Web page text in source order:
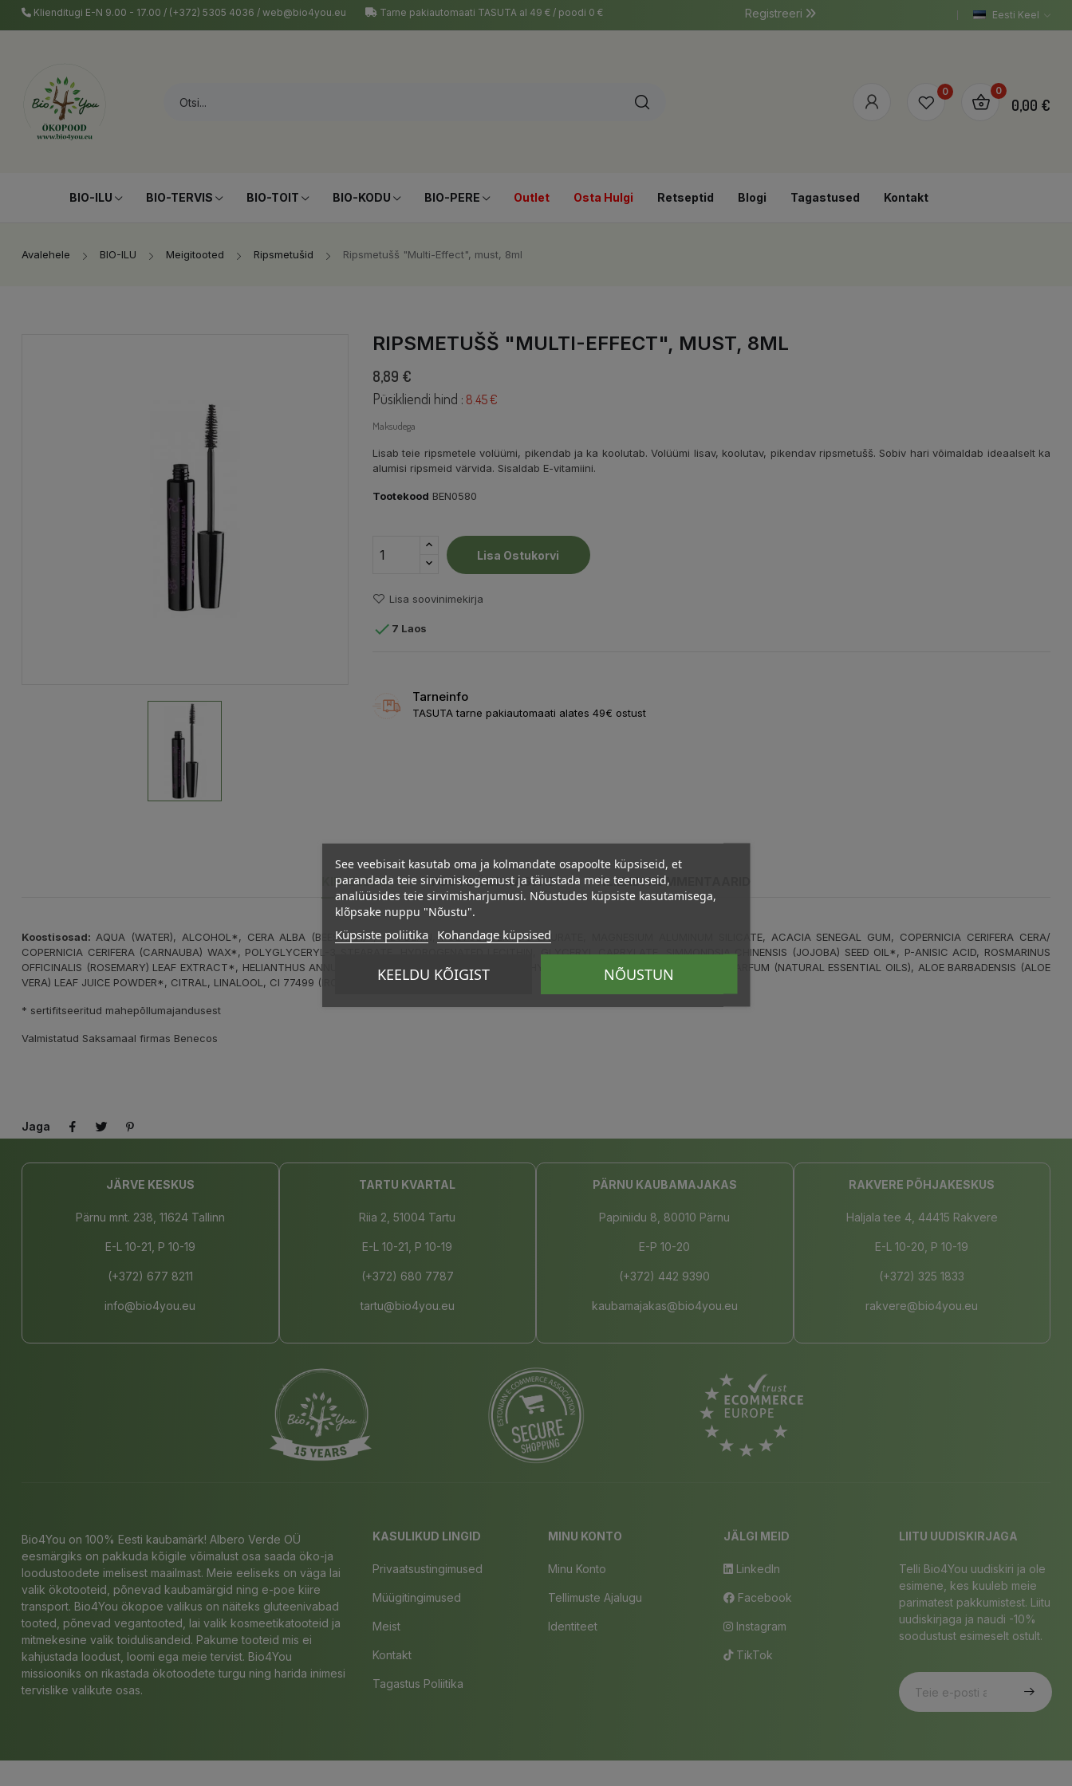
Klienditugi E-N 9.00 - 17.00 / (+372) 5305 4036 / web@bio4you.eu Tarne pakiautomaati TASUTA al 49 € / poodi 0 € Eesti Keel
Registreeri
0 0
0,00 €
BIO-ILU BIO-TERVIS BIO-TOIT BIO-KODU BIO-PERE Outlet Osta Hulgi Retseptid Blogi Tagastused Kontakt
Avalehele BIO-ILU Meigitooted Ripsmetušid Ripsmetušš "Multi-Effect", must, 8ml
RIPSMETUŠŠ "MULTI-EFFECT", MUST, 8ML
8,89 €
Püsikliendi hind : 8.45 €
Maksudega
Lisab teie ripsmetele volüümi, pikendab ja ka koolutab. Volüümi lisav, koolutav, pikendav ripsmetušš. Sobiv hari võimaldab ideaalselt ka
alumisi ripsmeid värvida. Sisaldab E-vitamiini.
Tootekood BEN0580
Lisa Ostukorvi
Lisa soovinimekirja
 7 Laos
Tarneinfo
TASUTA tarne pakiautomaati alates 49€ ostust
KIRJELDUS TOOTE ÜKSIKASJAD KLIENDI KOMMENTAARID
Koostisosad: AQUA (WATER), ALCOHOL*, CERA ALBA (BEESWAX)*, GLYCERIN, POLYGLYCERYL-5 LAURATE, MAGNESIUM ALUMINUM SILICATE, ACACIA SENEGAL GUM, COPERNICIA CERIFERA CERA/
COPERNICIA CERIFERA (CARNAUBA) WAX*, POLYGLYCERYL-3 STEARATE, HYDROGENATED LECITHIN, GLYCERYL CAPRYLATE, SIMMONDSIA CHINENSIS (JOJOBA) SEED OIL*, P-ANISIC ACID, ROSMARINUS
OFFICINALIS (ROSEMARY) LEAF EXTRACT*, HELIANTHUS ANNUUS (SUNFLOWER) SEED OIL*, SODIUM HYDROXIDE, LIMONENE, TOCOPHEROL, PARFUM (NATURAL ESSENTIAL OILS), ALOE BARBADENSIS (ALOE
VERA) LEAF JUICE POWDER*, CITRAL, LINALOOL, CI 77499 (IRON OXIDES)
* sertifitseeritud mahepõllumajandusest
Valmistatud Saksamaal firmas Benecos
Jaga
JÄRVE KESKUS
Pärnu mnt. 238, 11624 Tallinn
E-L 10-21, P 10-19
(+372) 677 8211
info@bio4you.eu
TARTU KVARTAL
Riia 2, 51004 Tartu
E-L 10-21, P 10-19
(+372) 680 7787
tartu@bio4you.eu
PÄRNU KAUBAMAJAKAS
Papiniidu 8, 80010 Pärnu
E-P 10-20
(+372) 442 9390
kaubamajakas@bio4you.eu
RAKVERE PÕHJAKESKUS
Haljala tee 4, 44415 Rakvere
E-L 10-20, P 10-19
(+372) 325 1833
rakvere@bio4you.eu
Bio4You on 100% Eesti kaubamärk! Albero Verde OÜ
eesmärgiks on pakkuda kõigile võimalust osa saada öko-ja
loodustoodete imelisest maailmast. Meie eeliseks on väga lai
valik ökotooteid, põnevad kaubamärgid ning e-poe kiire
transport. Bio4You ökopoe valikus on näiteks gluteenivabad
tooted, põnevad vegantooted, lai valik kosmeetikatooteid ja
mitmekesine valik toidulisandeid. Pakume tooteid mis ei
kahjustada loodust, loomi ega meie tervist. Bio4You
missiooniks on rikastada ökotoodete turgu ning harida inimesi
tervislike valikute osas.
KASULIKUD LINGID
Privaatsustingimused
Müügitingimused
Meist
Kontakt
Tagastus Poliitika
MINU KONTO
Minu Konto
Tellimuste Ajalugu
Identiteet
JÄLGI MEID
LinkedIn
Facebook
Instagram
TikTok
LIITU UUDISKIRJAGA
Telli Bio4You uudiskiri ja ole
esimene, kes kuuleb meie
parimatest pakkumistest. Liitu
uudiskirjaga ja naudi -10%
soodustust esimeselt ostult.
See veebisait kasutab oma ja kolmandate osapoolte küpsiseid, et
parandada teie sirvimiskogemust ja täiustada meie teenuseid,
analüüsides teie sirvimisharjumusi. Nõustudes küpsiste kasutamisega,
klõpsake nuppu "Nõustu".
Küpsiste poliitika Kohandage küpsised
KEELDU KÕIGIST NÕUSTUN